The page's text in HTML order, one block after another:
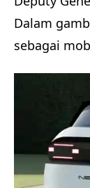
Dalam
sebagai